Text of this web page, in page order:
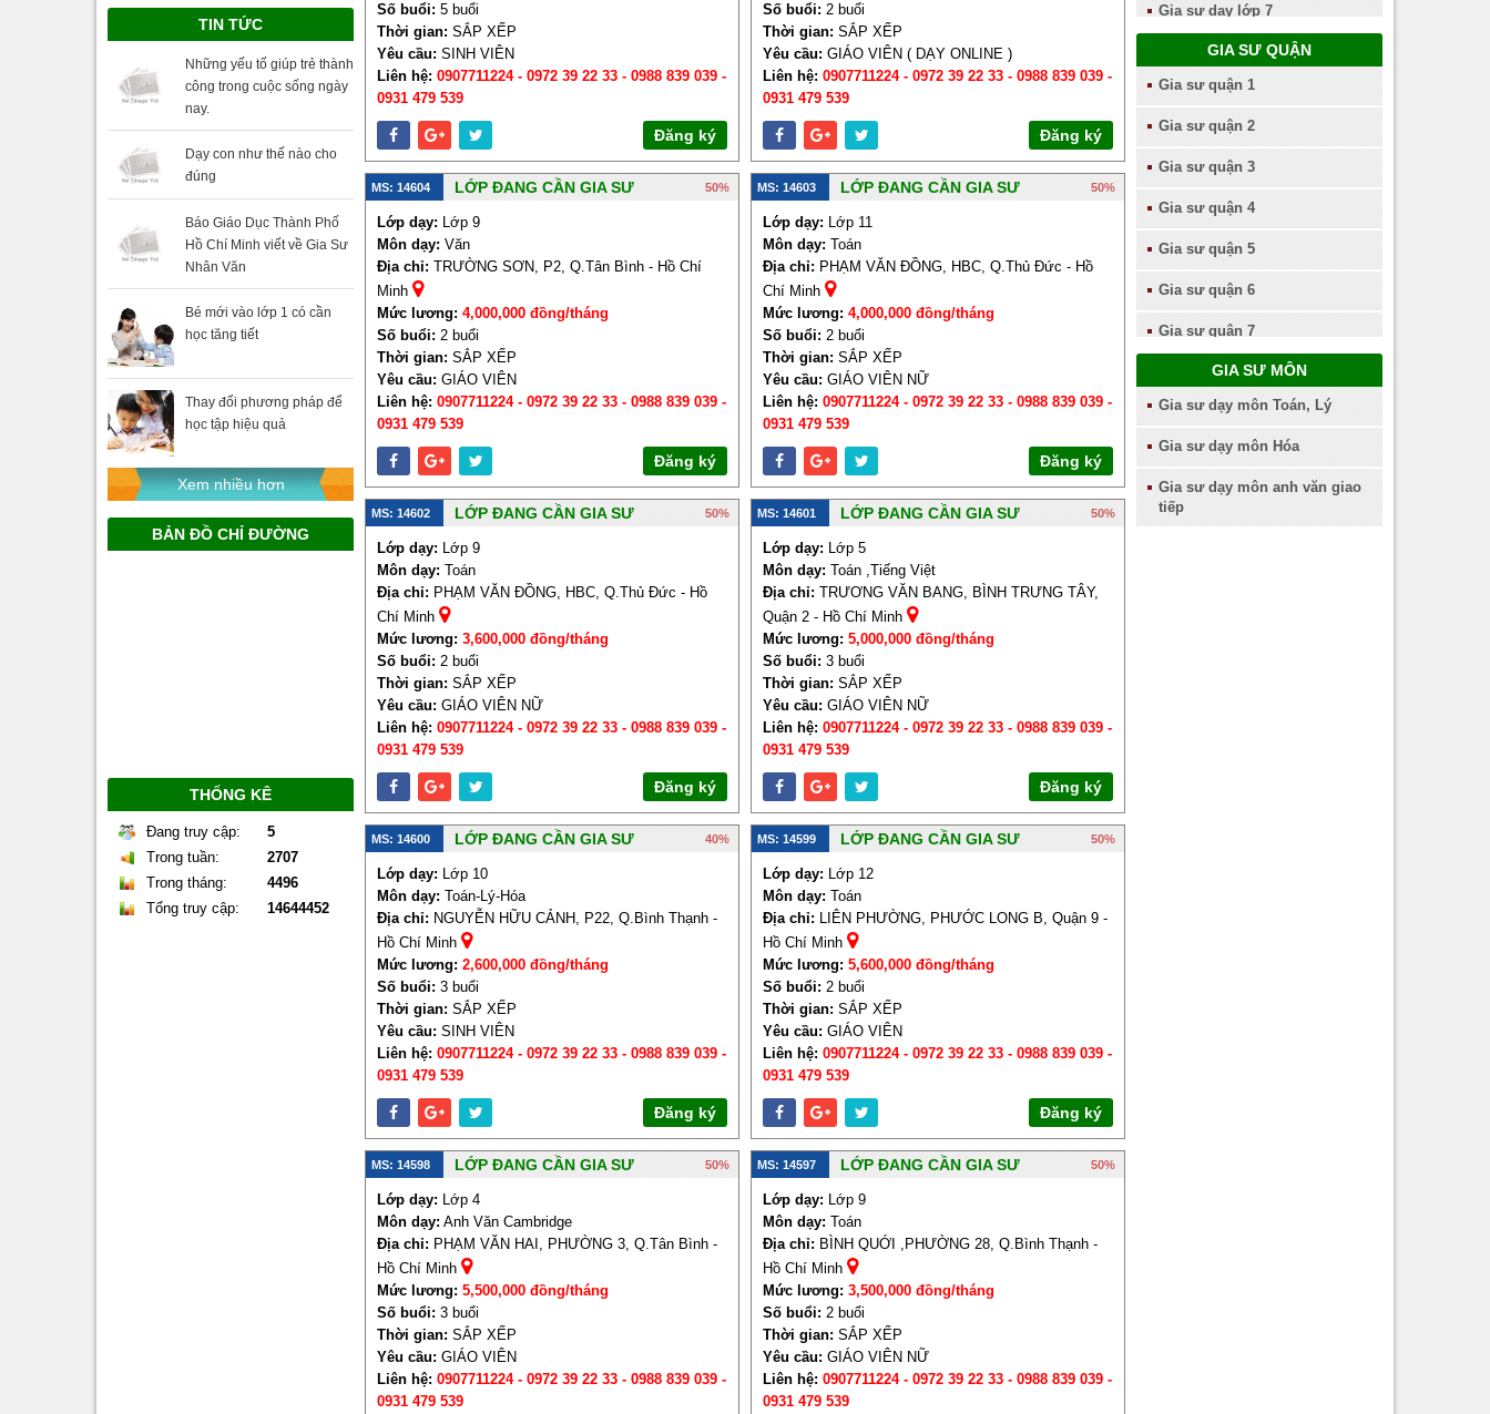
TIN TỨC
Những yếu tố giúp trẻ thành
công trong cuộc sống ngày
nay.
Dạy con như thế nào cho
đúng
Báo Giáo Dục Thành Phố
Hồ Chí Minh viết về Gia Sư
Nhân Văn
Bé mới vào lớp 1 có cần
học tăng tiết
Thay đổi phương pháp để
học tập hiệu quả
Xem nhiều hơn
BẢN ĐỒ CHỈ ĐƯỜNG
THỐNG KÊ
Đang truy cập:
5
Trong tuần:
2707
Trong tháng:
4496
Tổng truy cập:
14644452
Số buổi: 5 buổi
Thời gian: SẮP XẾP
Yêu cầu: SINH VIÊN
Liên hệ: 0907711224 - 0972 39 22 33 - 0988 839 039 -
0931 479 539
Đăng ký
Số buổi: 2 buổi
Thời gian: SẮP XẾP
Yêu cầu: GIÁO VIÊN ( DẠY ONLINE )
Liên hệ: 0907711224 - 0972 39 22 33 - 0988 839 039 -
0931 479 539
Đăng ký
MS: 14604 LỚP ĐANG CẦN GIA SƯ 50%
Lớp dạy: Lớp 9
Môn dạy: Văn
Địa chỉ: TRƯỜNG SƠN, P2, Q.Tân Bình - Hồ Chí
Minh
Mức lương: 4,000,000 đồng/tháng
Số buổi: 2 buổi
Thời gian: SẮP XẾP
Yêu cầu: GIÁO VIÊN
Liên hệ: 0907711224 - 0972 39 22 33 - 0988 839 039 -
0931 479 539
Đăng ký
MS: 14603 LỚP ĐANG CẦN GIA SƯ 50%
Lớp dạy: Lớp 11
Môn dạy: Toán
Địa chỉ: PHẠM VĂN ĐỒNG, HBC, Q.Thủ Đức - Hồ
Chí Minh
Mức lương: 4,000,000 đồng/tháng
Số buổi: 2 buổi
Thời gian: SẮP XẾP
Yêu cầu: GIÁO VIÊN NỮ
Liên hệ: 0907711224 - 0972 39 22 33 - 0988 839 039 -
0931 479 539
Đăng ký
MS: 14602 LỚP ĐANG CẦN GIA SƯ 50%
Lớp dạy: Lớp 9
Môn dạy: Toán
Địa chỉ: PHẠM VĂN ĐỒNG, HBC, Q.Thủ Đức - Hồ
Chí Minh
Mức lương: 3,600,000 đồng/tháng
Số buổi: 2 buổi
Thời gian: SẮP XẾP
Yêu cầu: GIÁO VIÊN NỮ
Liên hệ: 0907711224 - 0972 39 22 33 - 0988 839 039 -
0931 479 539
Đăng ký
MS: 14601 LỚP ĐANG CẦN GIA SƯ 50%
Lớp dạy: Lớp 5
Môn dạy: Toán ,Tiếng Việt
Địa chỉ: TRƯƠNG VĂN BANG, BÌNH TRƯNG TÂY,
Quận 2 - Hồ Chí Minh
Mức lương: 5,000,000 đồng/tháng
Số buổi: 3 buổi
Thời gian: SẮP XẾP
Yêu cầu: GIÁO VIÊN NỮ
Liên hệ: 0907711224 - 0972 39 22 33 - 0988 839 039 -
0931 479 539
Đăng ký
MS: 14600 LỚP ĐANG CẦN GIA SƯ 40%
Lớp dạy: Lớp 10
Môn dạy: Toán-Lý-Hóa
Địa chỉ: NGUYỄN HỮU CẢNH, P22, Q.Bình Thạnh -
Hồ Chí Minh
Mức lương: 2,600,000 đồng/tháng
Số buổi: 3 buổi
Thời gian: SẮP XẾP
Yêu cầu: SINH VIÊN
Liên hệ: 0907711224 - 0972 39 22 33 - 0988 839 039 -
0931 479 539
Đăng ký
MS: 14599 LỚP ĐANG CẦN GIA SƯ 50%
Lớp dạy: Lớp 12
Môn dạy: Toán
Địa chỉ: LIÊN PHƯỜNG, PHƯỚC LONG B, Quận 9 -
Hồ Chí Minh
Mức lương: 5,600,000 đồng/tháng
Số buổi: 2 buổi
Thời gian: SẮP XẾP
Yêu cầu: GIÁO VIÊN
Liên hệ: 0907711224 - 0972 39 22 33 - 0988 839 039 -
0931 479 539
Đăng ký
MS: 14598 LỚP ĐANG CẦN GIA SƯ 50%
Lớp dạy: Lớp 4
Môn dạy: Anh Văn Cambridge
Địa chỉ: PHẠM VĂN HAI, PHƯỜNG 3, Q.Tân Bình -
Hồ Chí Minh
Mức lương: 5,500,000 đồng/tháng
Số buổi: 3 buổi
Thời gian: SẮP XẾP
Yêu cầu: GIÁO VIÊN
Liên hệ: 0907711224 - 0972 39 22 33 - 0988 839 039 -
0931 479 539
MS: 14597 LỚP ĐANG CẦN GIA SƯ 50%
Lớp dạy: Lớp 9
Môn dạy: Toán
Địa chỉ: BÌNH QUỚI ,PHƯỜNG 28, Q.Bình Thạnh -
Hồ Chí Minh
Mức lương: 3,500,000 đồng/tháng
Số buổi: 2 buổi
Thời gian: SẮP XẾP
Yêu cầu: GIÁO VIÊN NỮ
Liên hệ: 0907711224 - 0972 39 22 33 - 0988 839 039 -
0931 479 539
Gia sư dạy lớp 7
Gia sư dạy lớp 8
Gia sư dạy lớp 9
Gia sư dạy lớp 10
Gia sư dạy lớp 11
Gia sư dạy lớp 12
GIA SƯ QUẬN
Gia sư quận 1
Gia sư quận 2
Gia sư quận 3
Gia sư quận 4
Gia sư quận 5
Gia sư quận 6
Gia sư quận 7
Gia sư quận 8
Gia sư quận 9
Gia sư quận 10
Gia sư quận 11
GIA SƯ MÔN
Gia sư dạy môn Toán, Lý
Gia sư dạy môn Hóa
Gia sư dạy môn anh văn giao
tiếp